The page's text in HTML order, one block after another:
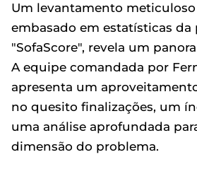
Um levantamento meticuloso
embasado em estatísticas da
"SofaScore", revela um
A equipe comandada por
apresenta um
no quesito finalizações, um
uma análise aprofundada
dimensão do problema.